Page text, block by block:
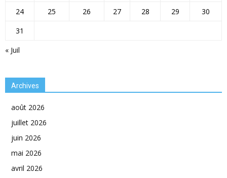
« Juil
24
25 26 27 28 29
30
31
Archives
août 2026
juillet 2026
juin 2026
mai 2026
avril 2026